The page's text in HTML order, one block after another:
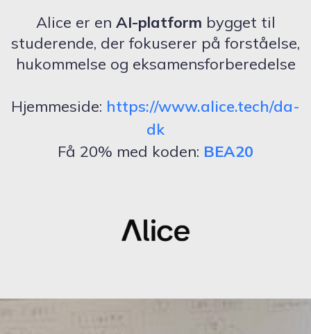
Alice er en AI-platform bygget til
studerende, der fokuserer på forståelse,
hukommelse og eksamensforberedelse
Hjemmeside: https://www.alice.tech/da-
dk
Få 20% med koden: BEA20